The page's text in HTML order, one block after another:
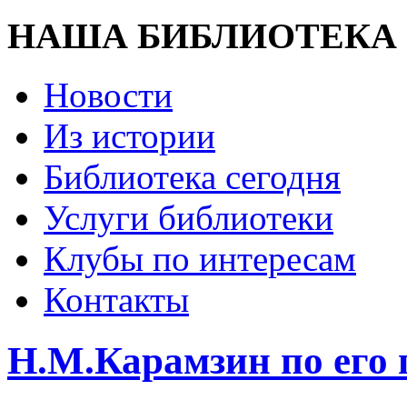
НАША БИБЛИОТЕКА
Новости
Из истории
Библиотека сегодня
Услуги библиотеки
Клубы по интересам
Контакты
Н.М.Карамзин по его